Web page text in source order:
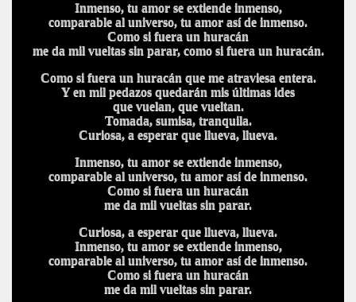
Inmenso, tu amor se extiende inmenso,
comparable al universo, tu amor así de inmenso.
Como si fuera un huracán
me da mil vueltas sin parar, como si fuera un huracán.
Como si fuera un huracán que me atraviesa entera.
Y en mil pedazos quedarán mis últimas ides
que vuelan, que vueltan.
Tomada, sumisa, tranquila.
Curiosa, a esperar que llueva, llueva.
Inmenso, tu amor se extiende inmenso,
comparable al universo, tu amor así de inmenso.
Como si fuera un huracán
me da mil vueltas sin parar.
Curiosa, a esperar que llueva, llueva.
Inmenso, tu amor se extiende inmenso,
comparable al universo, tu amor así de inmenso.
Como si fuera un huracán
me da mil vueltas sin parar.